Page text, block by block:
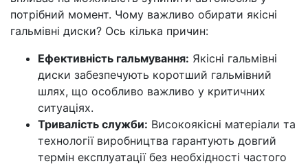
потрібний момент. Чому важливо обирати якісні
гальмівні диски? Ось кілька причин:
Ефективність гальмування: Якісні гальмівні
диски забезпечують коротший гальмівний
шлях, що особливо важливо у критичних
ситуаціях.
Тривалість служби: Високоякісні матеріали та
технології виробництва гарантують довгий
термін експлуатації без необхідності частого